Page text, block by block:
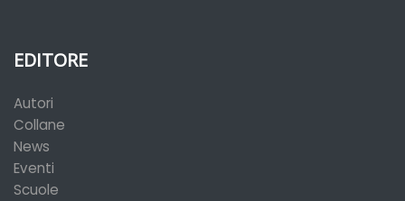
EDITORE
Autori
Collane
News
Eventi
Scuole